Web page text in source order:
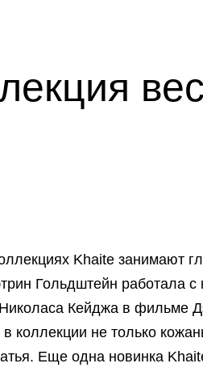
Khaite занимают
Гольдштейн работала
Кейджа в фильме
коллекции не только
Еще одна новинка